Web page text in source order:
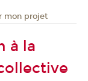
mon projet
à la